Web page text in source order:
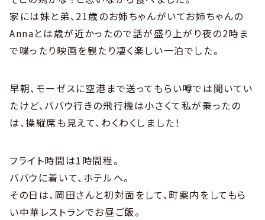
家には妹と弟、21歳のお姉ちゃんがいてお姉ちゃんの
Annaとは歳が近かったので話が盛り上がり夜の2時ま
で喋ったり映画を観たり凄く楽しい一泊でした。
早朝、モーゼスに空港まで送ってもらい噂では聞いてい
たけど、ババウ行きの飛行機は小さくて私が乗ったの
は、操縦席も見えて、わくわくしました！
フライト時間は1時間程。
ババウに着いて、ホテルへ。
その日は、岡田さんと初対面をして、町案内をしてもら
い中華レストランでお昼ご飯。